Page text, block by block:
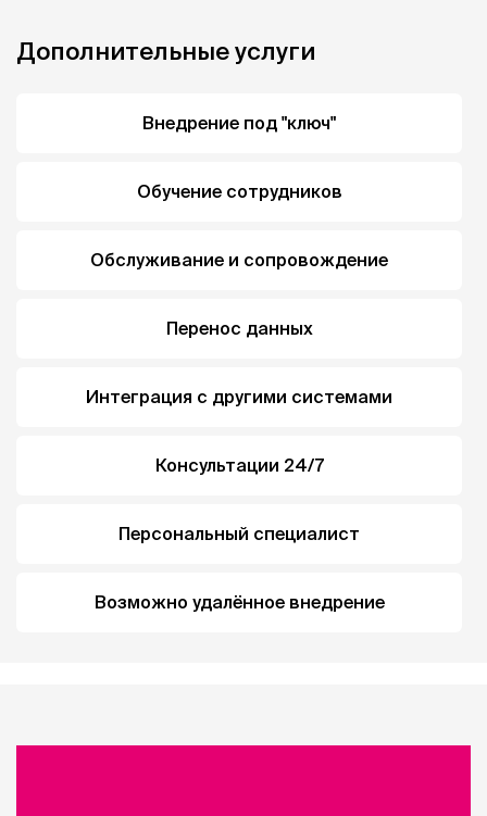
Дополнительные услуги
Внедрение под "ключ"
Обучение сотрудников
Обслуживание и сопровождение
Перенос данных
Интеграция с другими системами
Консультации 24/7
Персональный специалист
Возможно удалённое внедрение